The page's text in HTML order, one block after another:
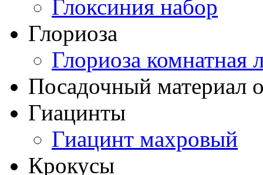
Глоксиния набор
Глориоза
Глориоза комнатная
Посадочный материал
Гиацинты
Гиацинт махровый
Крокусы